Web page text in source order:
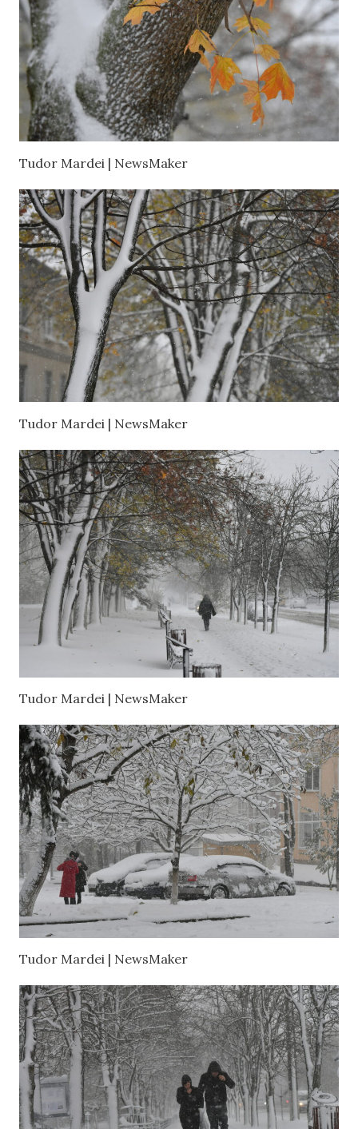
Tudor Mardei | NewsMaker
Tudor Mardei | NewsMaker
Tudor Mardei | NewsMaker
Tudor Mardei | NewsMaker